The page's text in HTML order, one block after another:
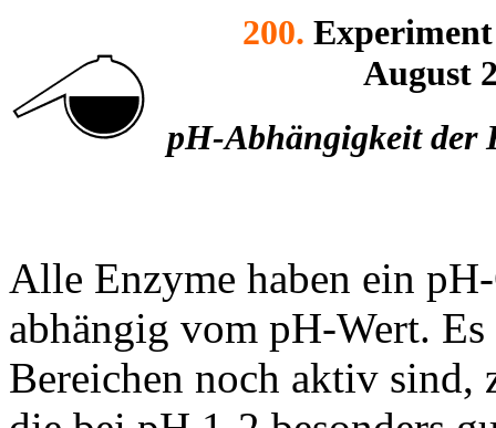
200.
August
pH-Abhängigkeit der
Alle Enzyme haben ein
abhängig vom pH-Wert.
Bereichen noch aktiv sind,